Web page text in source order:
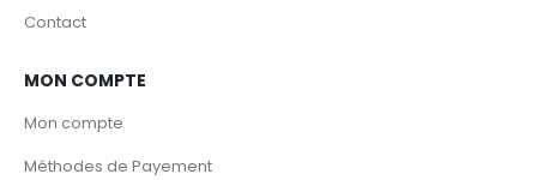
Contact
MON COMPTE
Mon compte
Méthodes de Payement